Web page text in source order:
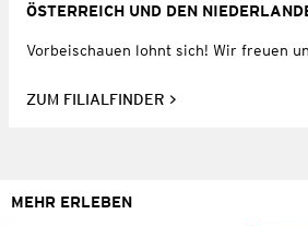
ÖSTERREICH UND DEN
Vorbeischauen lohnt sich! Wir freuen
ZUM FILIALFINDER
MEHR ERLEBEN